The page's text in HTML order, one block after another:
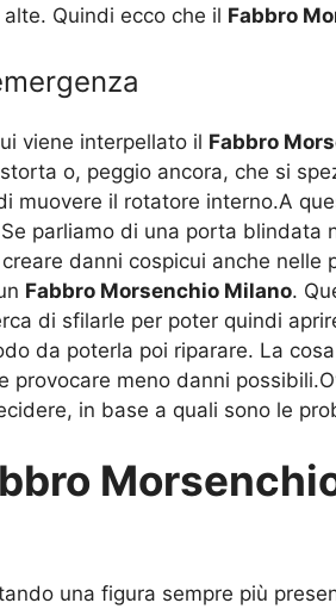
Quindi ecco che il Fabbro
viene interpellato il Fabbro
o, peggio ancora, che si
muovere il rotatore interno.A
parliamo di una porta blindata
danni cospicui anche nelle
Fabbro Morsenchio Milano.
di sfilarle per poter quindi
da poterla poi riparare. La
meno danni
in base a quali sono le
una figura sempre più